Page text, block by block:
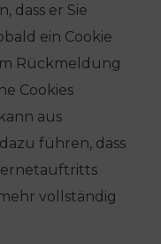
dass er Sie
ein Cookie
Rückmeldung
Cookies
aus
führen, dass
vollständig